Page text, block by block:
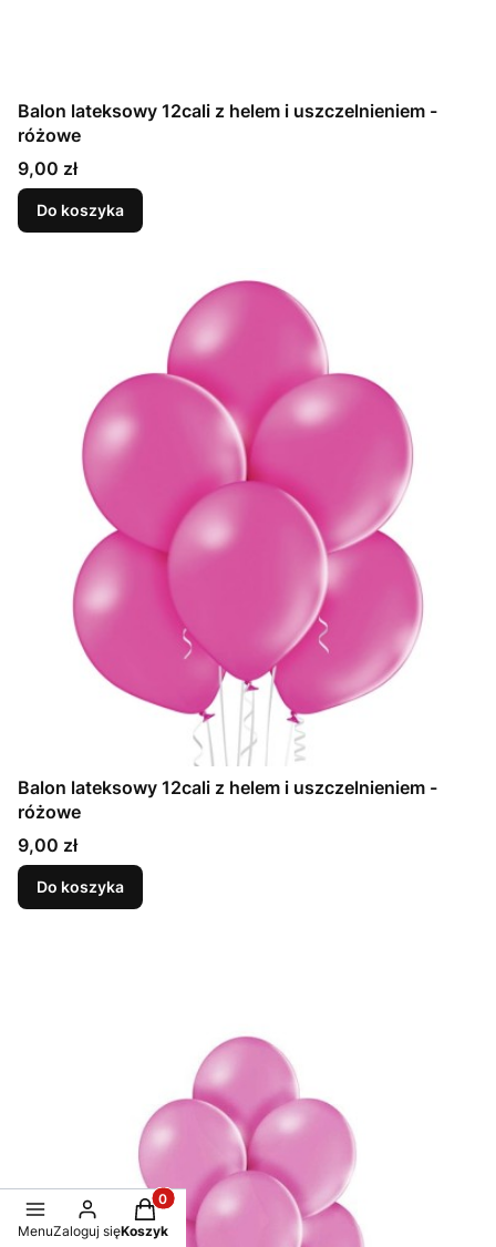
Balon lateksowy 12cali z helem i uszczelnieniem -
różowe
Cena
9,00 zł
Do koszyka
Balon lateksowy 12cali z helem i uszczelnieniem -
różowe
Cena
9,00 zł
Do koszyka
MenuZaloguj się
Produkty w koszyku: 0. Zobacz szczegóły
Koszyk